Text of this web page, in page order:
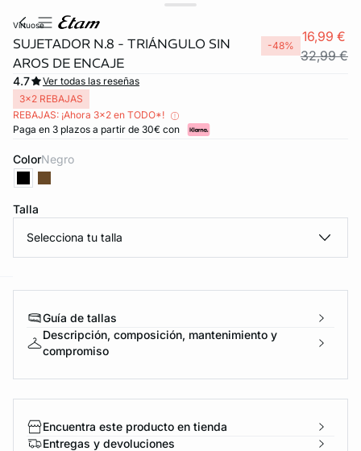
virtuose
SUJETADOR N.8 - TRIÁNGULO SIN
AROS DE ENCAJE
-48%
16,99 €
32,99 €
4.7
Ver todas las reseñas
3x2 REBAJAS
REBAJAS: ¡Ahora 3x2 en TODO*!
Paga en 3 plazos a partir de 30€ con
Color negro
Talla
Selecciona tu talla
Guía de tallas
Descripción, composición, mantenimiento y
compromiso
Encuentra este producto en tienda
Entregas y devoluciones